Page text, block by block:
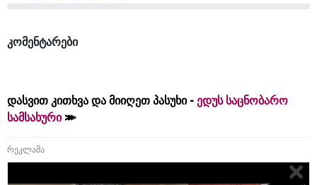
კომენტარები
დასვით კითხვა და მიიღეთ პასუხი - ედუს საცნობარო
სამსახური
რეკლამა